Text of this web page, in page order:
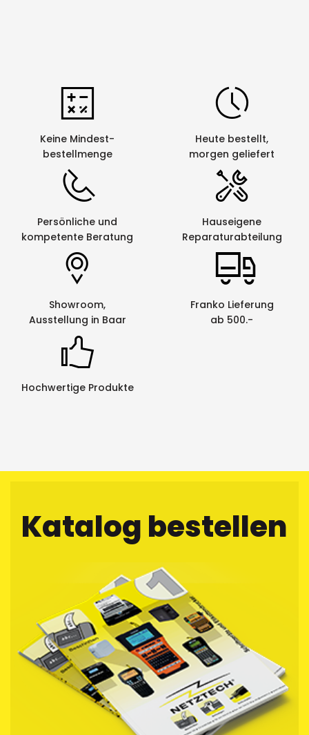
Keine Mindest-
bestellmenge
Heute bestellt,
morgen geliefert
Persönliche und
kompetente Beratung
Hauseigene
Reparaturabteilung
Showroom,
Ausstellung in Baar
Franko Lieferung
ab 500.-
Hochwertige Produkte
Katalog bestellen